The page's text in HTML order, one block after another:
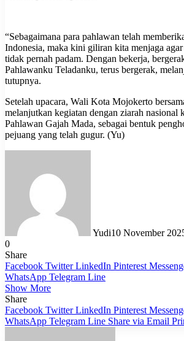
“Sebagaimana para pahlawan telah
Indonesia, maka kini giliran kita menjaga
tidak pernah padam. Dengan bekerja,
Pahlawanku Teladanku, terus bergerak,
tutupnya.
Setelah upacara, Wali Kota Mojokerto
melanjutkan kegiatan dengan ziarah nasional
Pahlawan Gajah Mada, sebagai bentuk
pejuang yang telah gugur. (Yu)
Yudi10 November
0
Share
Facebook Twitter LinkedIn Pinterest
WhatsApp Telegram Line
Show More
Share
Facebook Twitter LinkedIn Pinterest
WhatsApp Telegram Line Share via Email